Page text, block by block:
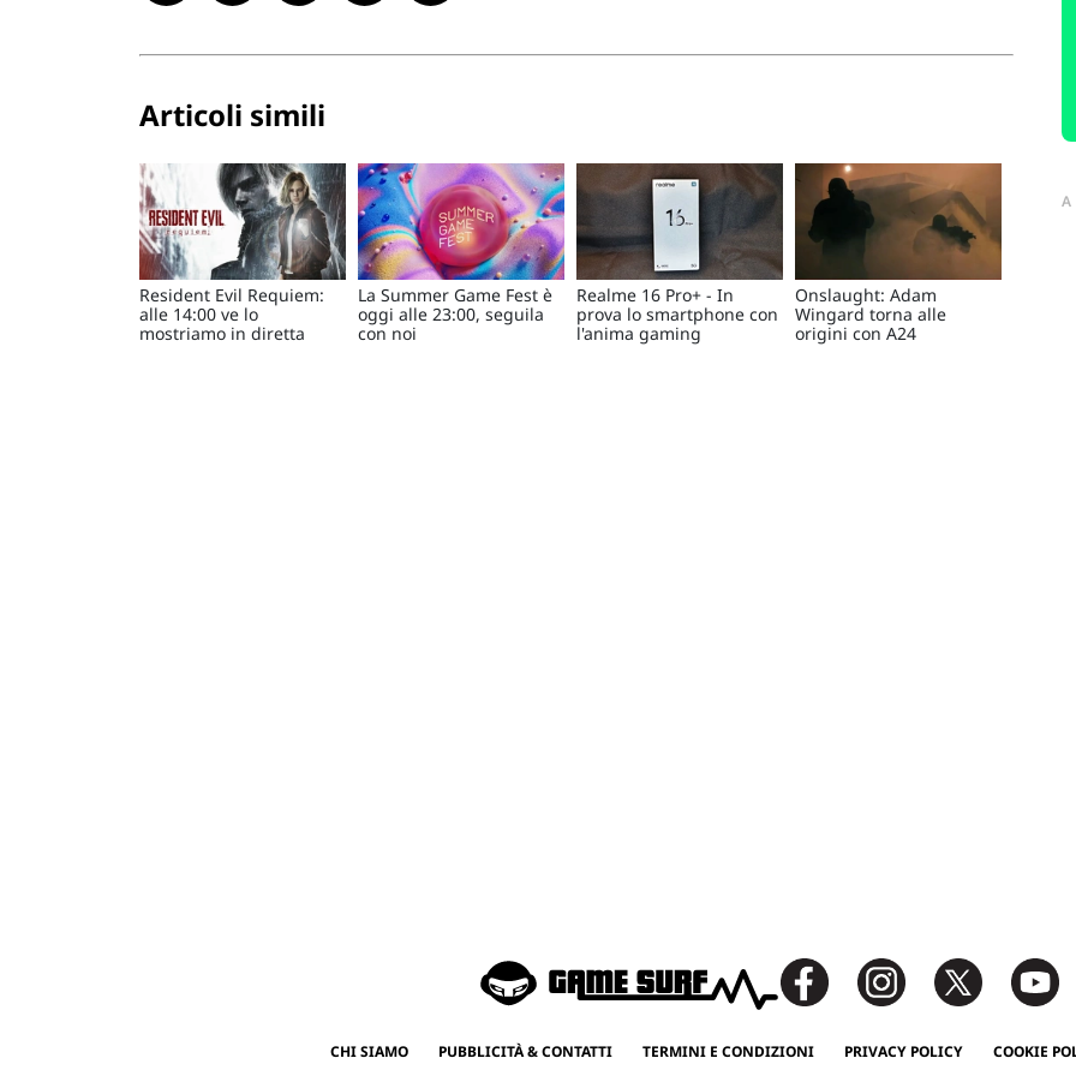
Articoli simili
Resident Evil Requiem:
alle 14:00 ve lo
mostriamo in diretta
La Summer Game Fest è
oggi alle 23:00, seguila
con noi
Realme 16 Pro+ - In
prova lo smartphone con
l'anima gaming
Onslaught: Adam
Wingard torna alle
origini con A24
CHI SIAMO PUBBLICITÀ & CONTATTI TERMINI E CONDIZIONI PRIVACY POLICY COOKIE